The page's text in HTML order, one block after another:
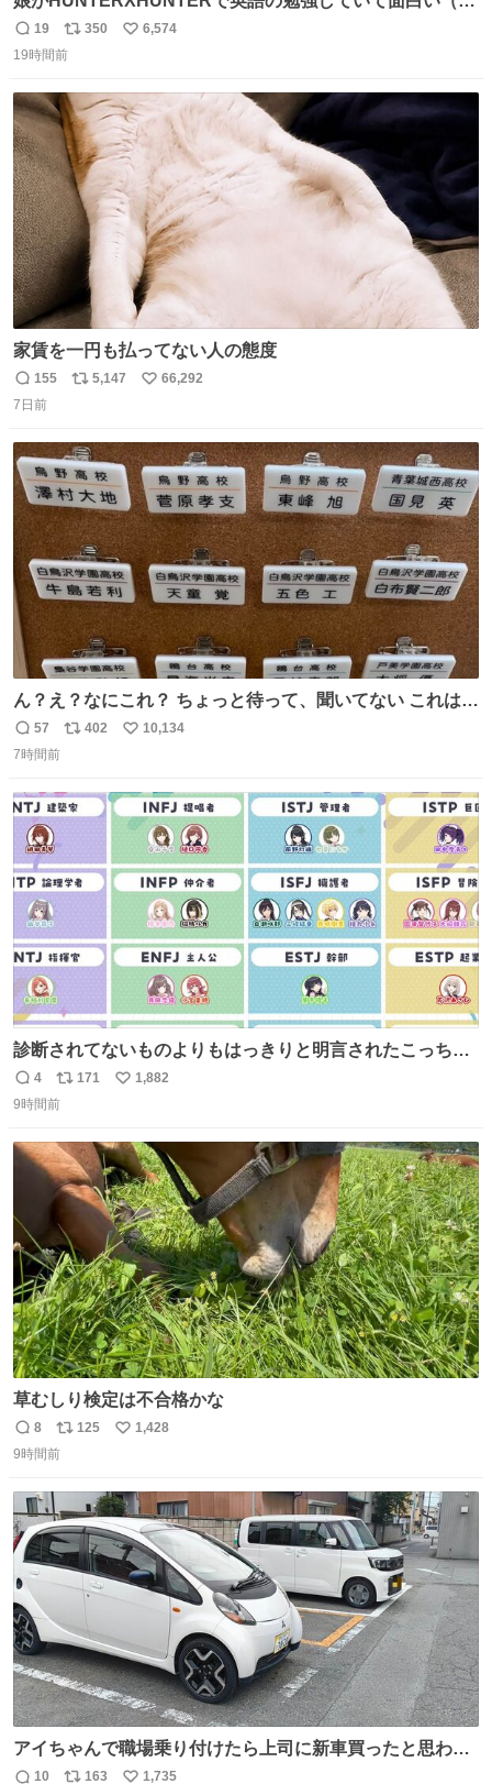
の許可済み）
返
信
19
リ
ポ
ト
数
350
い
数
6,574
19時間前
家賃を一円も払ってない人の態度
返
信
155
リ
ト
数
5,147
い
数
66,292
7日前
ん？え？なにこれ？ ちょっと待って、聞いてない これは販
売されているのもですか？
返
信
57
リ
ト
402
い
10,134
7時間前
診断されてないものよりもはっきりと明言されたこっちで
話しませんかというお気持ち
返
信
4
リ
ポ
ト
数
171
い
数
1,882
9時間前
草むしり検定は不合格かな
返
信
8
リ
ポ
ト
数
125
い
数
1,428
9時間前
アイちゃんで職場乗り付けたら上司に新車買ったと思われ
たの嬉しすぎる。 20年落ちの車もやりようによっては新車
10 163 1,735